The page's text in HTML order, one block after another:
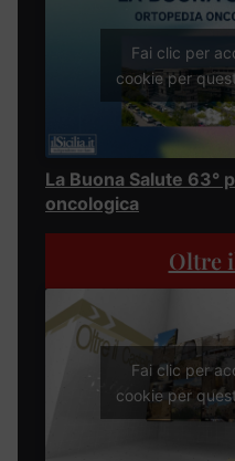
Fai clic per
cookie per
La Buona Salute 63°
oncologica
Oltre
Fai clic per
cookie per